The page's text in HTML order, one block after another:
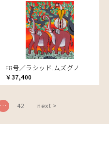
F8号／ラシッド.ムズグノ
￥37,400
… 42 next >